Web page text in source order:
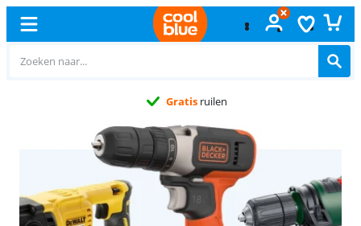
Gratis ruilen